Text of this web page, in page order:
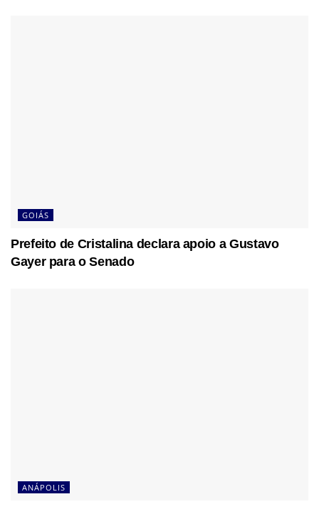
GOIÁS
Prefeito de Cristalina declara apoio a Gustavo
Gayer para o Senado
ANÁPOLIS